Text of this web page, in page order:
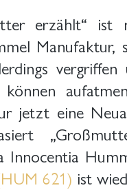
erzählt“ ist
Manufaktur,
jetzt eine
Innocentia
621) ist